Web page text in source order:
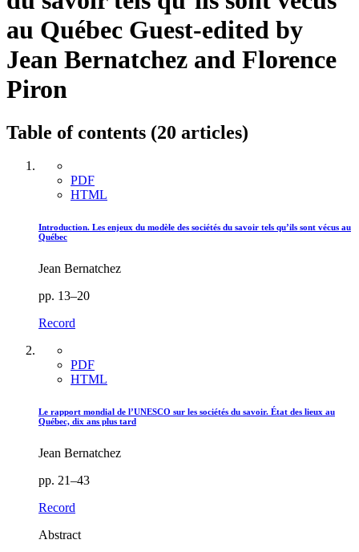
au Québec Guest-edited by
Jean Bernatchez and Florence
Piron
Table of contents (20 articles)
PDF
HTML
Introduction. Les enjeux du modèle des sociétés du savoir tels qu’ils sont vécus au
Québec
Jean Bernatchez
pp. 13–20
Record
PDF
HTML
Le rapport mondial de l’UNESCO sur les sociétés du savoir. État des lieux au
Québec, dix ans plus tard
Jean Bernatchez
pp. 21–43
Record
Abstract